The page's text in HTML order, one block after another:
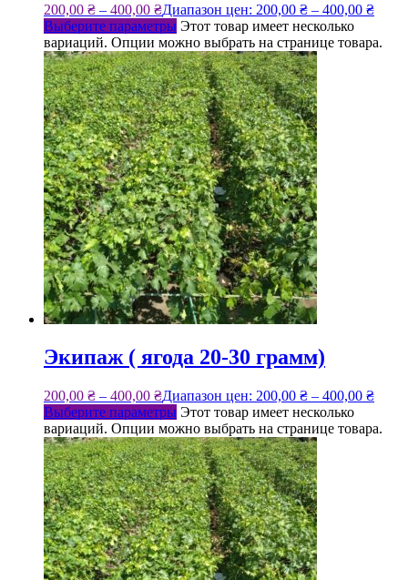
200,00 ₴ – 400,00 ₴Диапазон цен: 200,00 ₴ – 400,00 ₴
Выберите параметры Этот товар имеет несколько
вариаций. Опции можно выбрать на странице товара.
Экипаж ( ягода 20-30 грамм)
200,00 ₴ – 400,00 ₴Диапазон цен: 200,00 ₴ – 400,00 ₴
Выберите параметры Этот товар имеет несколько
вариаций. Опции можно выбрать на странице товара.